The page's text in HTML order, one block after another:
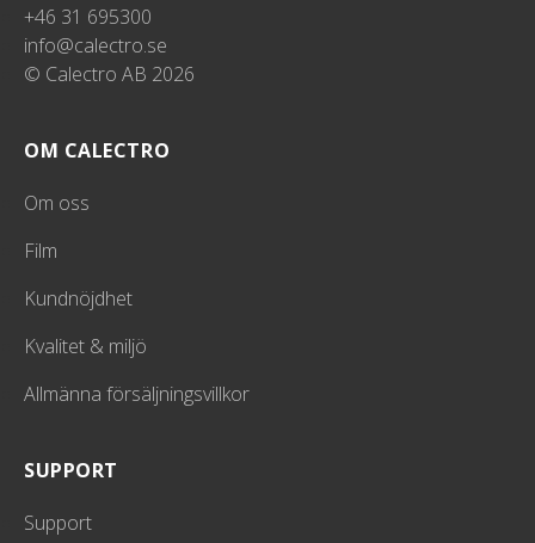
+46 31 695300
info@calectro.se
© Calectro AB 2026
OM CALECTRO
Om oss
Film
Kundnöjdhet
Kvalitet & miljö
Allmänna försäljningsvillkor
SUPPORT
Support